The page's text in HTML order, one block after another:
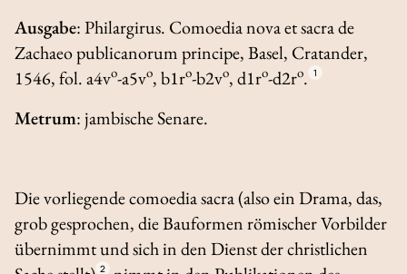
Ausgabe:Philargirus. Comoedia nova et sacra de
Zachaeo publicanorum principe, Basel, Cratander,
1546, fol. a4vo-a5vo, b1ro-b2vo, d1ro-d2ro. 1
Metrum: jambische Senare.
Die vorliegendecomoedia sacra(also ein Drama, das,
grob gesprochen, die Bauformen römischer Vorbilder
übernimmt und sich in den Dienst der christlichen
2